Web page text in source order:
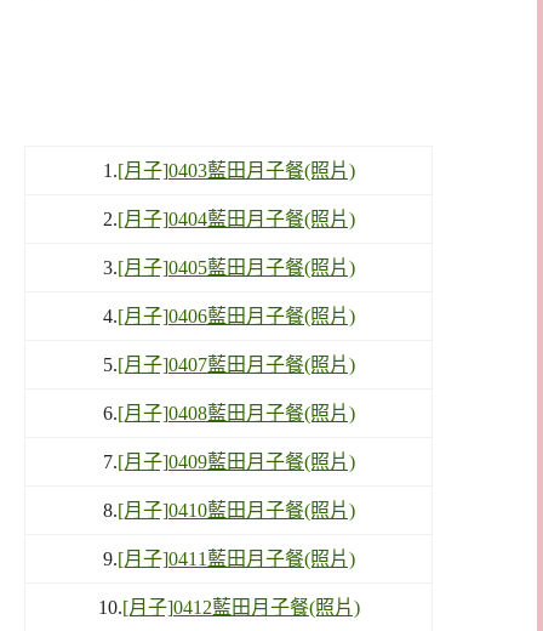
1.[月子]0403藍田月子餐(照片)
2.[月子]0404藍田月子餐(照片)
3.[月子]0405藍田月子餐(照片)
4.[月子]0406藍田月子餐(照片)
5.[月子]0407藍田月子餐(照片)
6.[月子]0408藍田月子餐(照片)
7.[月子]0409藍田月子餐(照片)
8.[月子]0410藍田月子餐(照片)
9.[月子]0411藍田月子餐(照片)
10.[月子]0412藍田月子餐(照片)